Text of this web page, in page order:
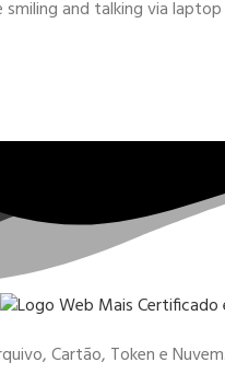
Cartão, Token e Nuvem.